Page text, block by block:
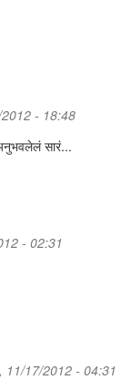
- 18:48
सारं...
- 02:31
11/17/2012 - 04:31